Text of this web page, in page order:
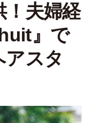
夫婦経
』で
スタ